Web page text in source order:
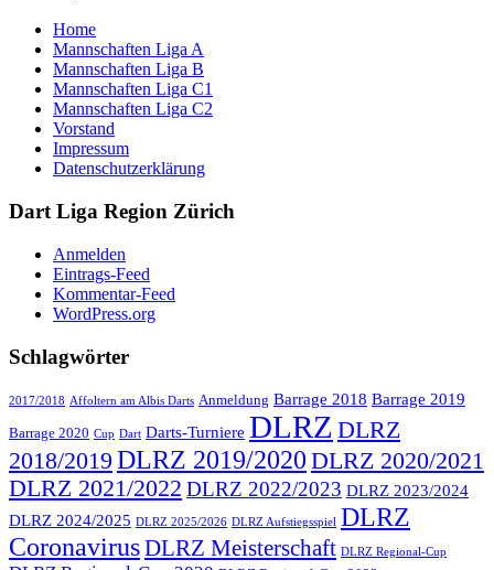
Home
Mannschaften Liga A
Mannschaften Liga B
Mannschaften Liga C1
Mannschaften Liga C2
Vorstand
Impressum
Datenschutzerklärung
Dart Liga Region Zürich
Anmelden
Eintrags-Feed
Kommentar-Feed
WordPress.org
Schlagwörter
2017/2018 Affoltern am Albis Darts Anmeldung Barrage 2018 Barrage 2019
Barrage 2020 Cup Dart Darts-Turniere DLRZ DLRZ
2018/2019 DLRZ 2019/2020 DLRZ 2020/2021
DLRZ 2021/2022 DLRZ 2022/2023 DLRZ 2023/2024
DLRZ 2024/2025 DLRZ 2025/2026 DLRZ Aufstiegsspiel DLRZ
CoronavirusDLRZ Meisterschaft DLRZ Regional-Cup